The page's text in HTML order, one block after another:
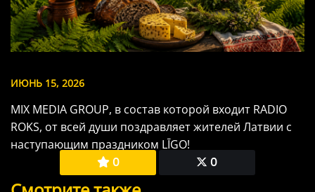
0 0
ИЮНЬ 15, 2026
MIX MEDIA GROUP, в состав которой входит RADIO
ROKS, от всей души поздравляет жителей Латвии с
наступающим праздником LĪGO!